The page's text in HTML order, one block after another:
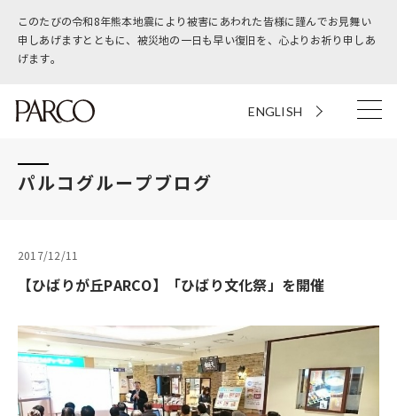
このたびの令和8年熊本地震により被害にあわれた皆様に謹んでお見舞い
申しあげますとともに、被災地の一日も早い復旧を、心よりお祈り申しあ
げます。
ENGLISH
パルコグループブログ
2017/12/11
【ひばりが丘PARCO】「ひばり文化祭」を開催